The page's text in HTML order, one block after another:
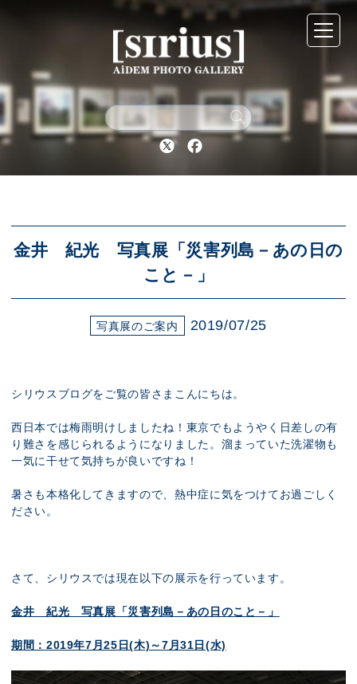
Twitter Facebook
金井 紀光 写真展「災害列島－あの日の
こと－」
写真展のご案内 2019/07/25
シリウスブログをご覧の皆さまこんにちは。
西日本では梅雨明けしましたね！東京でもようやく日差しの有
り難さを感じられるようになりました。溜まっていた洗濯物も
一気に干せて気持ちが良いですね！
暑さも本格化してきますので、熱中症に気をつけてお過ごしく
ださい。
さて、シリウスでは現在以下の展示を行っています。
金井 紀光 写真展「災害列島－あの日のこと－」
期間：2019年7月25日(木)～7月31日(水)
シリウスについて
展示スケジュール
アクセス
ブログ